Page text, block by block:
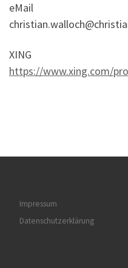
eMail
XING
https://www.xing.com/
Impressum
Datenschutzerklärung